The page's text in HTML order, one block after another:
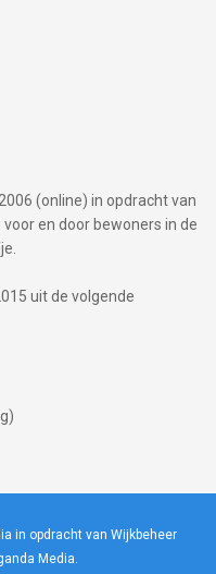
(online) in opdracht van
en door bewoners in de
uit de volgende
in opdracht van Wijkbeheer
Media.